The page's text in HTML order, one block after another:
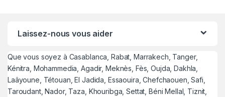
Laissez-nous vous aider
Que vous soyez à Casablanca, Rabat, Marrakech, Tanger,
Kénitra, Mohammedia, Agadir, Meknès, Fès, Oujda, Dakhla,
Laâyoune, Tétouan, El Jadida, Essaouira, Chefchaouen, Safi,
Taroudant, Nador, Taza, Khouribga, Settat, Béni Mellal, Tiznit,